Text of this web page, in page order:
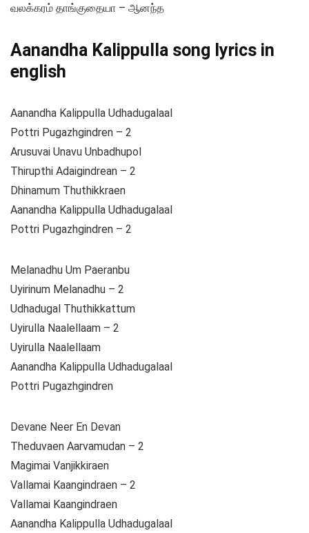
வலக்கரம் தாங்குதையா – ஆனந்த
Aanandha Kalippulla song lyrics in
english
Aanandha Kalippulla Udhadugalaal
Pottri Pugazhgindren – 2
Arusuvai Unavu Unbadhupol
Thirupthi Adaigindrean – 2
Dhinamum Thuthikkraen
Aanandha Kalippulla Udhadugalaal
Pottri Pugazhgindren – 2
Melanadhu Um Paeranbu
Uyirinum Melanadhu – 2
Udhadugal Thuthikkattum
Uyirulla Naalellaam – 2
Uyirulla Naalellaam
Aanandha Kalippulla Udhadugalaal
Pottri Pugazhgindren
Devane Neer En Devan
Theduvaen Aarvamudan – 2
Magimai Vanjikkiraen
Vallamai Kaangindraen – 2
Vallamai Kaangindraen
Aanandha Kalippulla Udhadugalaal